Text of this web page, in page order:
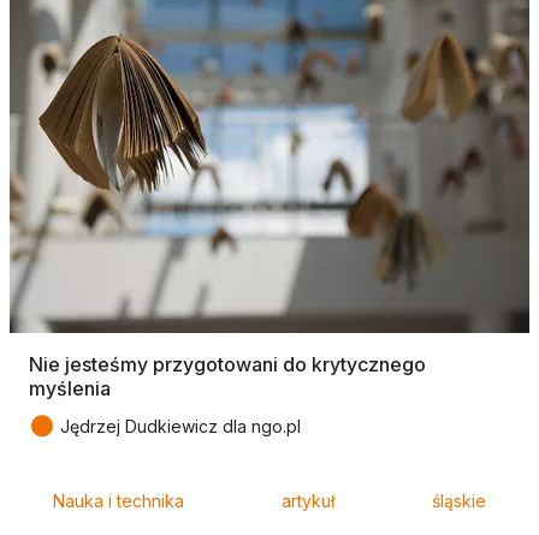
Nie jesteśmy przygotowani do krytycznego
myślenia
● Jędrzej Dudkiewicz dla ngo.pl
Nauka i technika artykuł śląskie